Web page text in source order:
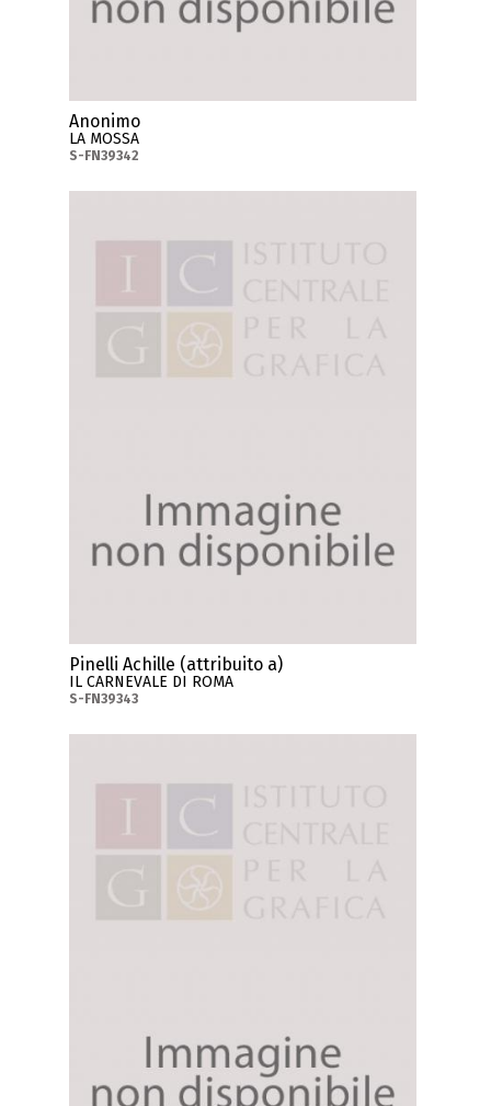
Anonimo
LA MOSSA
S-FN39342
Pinelli Achille (attribuito a)
IL CARNEVALE DI ROMA
S-FN39343